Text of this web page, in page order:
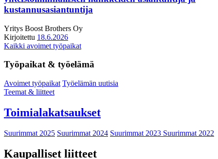
kustannusasiantuntija
Yritys Boost Brothers Oy
Kirjoitettu 18.6.2026
Kaikki avoimet työpaikat
Työpaikat & työelämä
Avoimet työpaikat Työelämän uutisia
Teemat & liitteet
Toimialakatsaukset
Suurimmat 2025 Suurimmat 2024 Suurimmat 2023 Suurimmat 2022
Kaupalliset liitteet